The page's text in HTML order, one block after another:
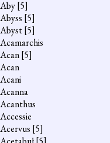
Aby[5]
Abyss [5]
Abyst[5]
Acamarchis
Acan[5]
Acan
Acani
Acanna
Acanthus
Accessie
Acervus [5]